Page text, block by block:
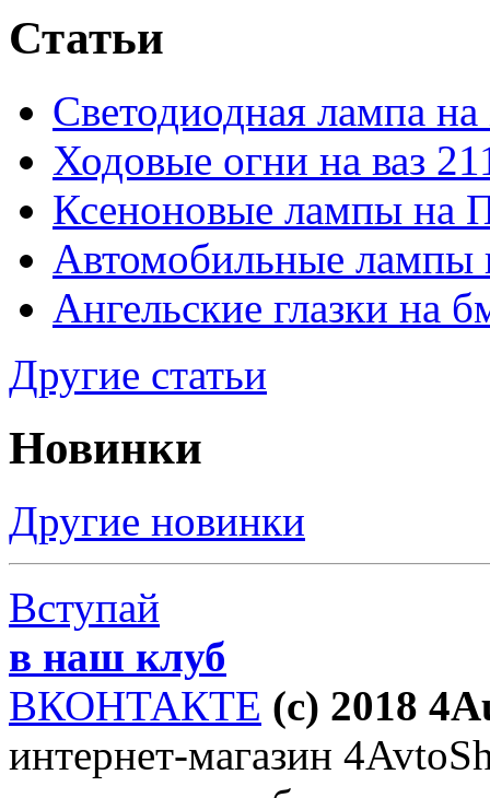
Статьи
Светодиодная лампа
Ходовые огни на ваз
Ксеноновые лампы на
Автомобильные лампы
Ангельские глазки на
Другие статьи
Новинки
Другие новинки
Вступай
в наш клуб
ВКОНТАКТЕ (c) 2018
интернет-магазин